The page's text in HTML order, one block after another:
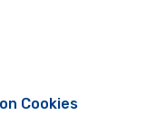
Cookies